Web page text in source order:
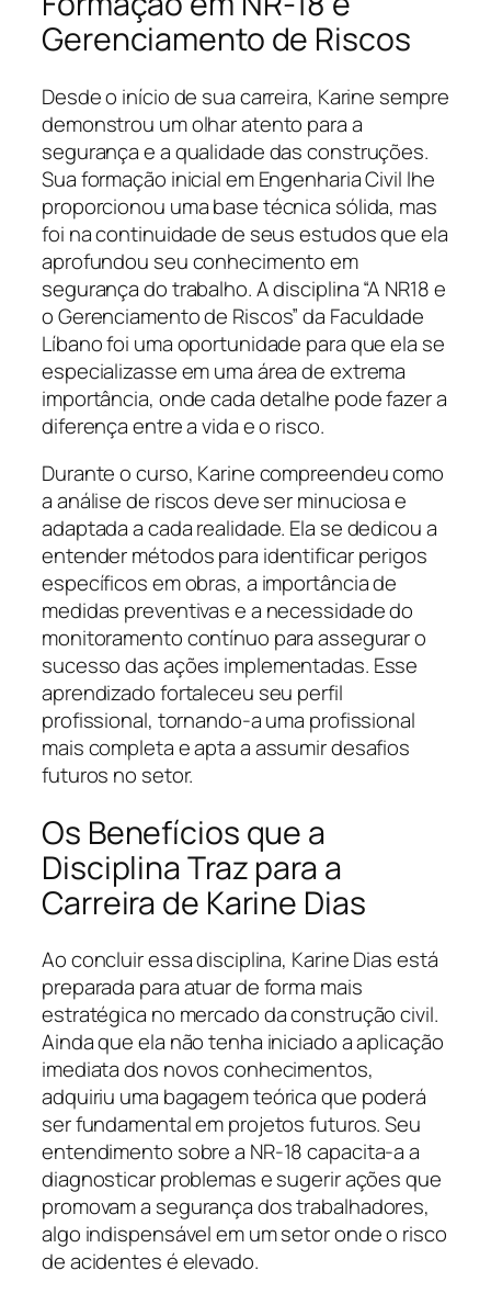
Gerenciamento de Riscos
Desde o início de sua carreira, Karine sempre
demonstrou um olhar atento para a
segurança e a qualidade das construções.
Sua formação inicial em Engenharia Civil lhe
proporcionou uma base técnica sólida, mas
foi na continuidade de seus estudos que ela
aprofundou seu conhecimento em
segurança do trabalho. A disciplina “A NR18 e
o Gerenciamento de Riscos” da Faculdade
Líbano foi uma oportunidade para que ela se
especializasse em uma área de extrema
importância, onde cada detalhe pode fazer a
diferença entre a vida e o risco.
Durante o curso, Karine compreendeu como
a análise de riscos deve ser minuciosa e
adaptada a cada realidade. Ela se dedicou a
entender métodos para identificar perigos
específicos em obras, a importância de
medidas preventivas e a necessidade do
monitoramento contínuo para assegurar o
sucesso das ações implementadas. Esse
aprendizado fortaleceu seu perfil
profissional, tornando-a uma profissional
mais completa e apta a assumir desafios
futuros no setor.
Os Benefícios que a
Disciplina Traz para a
Carreira de Karine Dias
Ao concluir essa disciplina, Karine Dias está
preparada para atuar de forma mais
estratégica no mercado da construção civil.
Ainda que ela não tenha iniciado a aplicação
imediata dos novos conhecimentos,
adquiriu uma bagagem teórica que poderá
ser fundamental em projetos futuros. Seu
entendimento sobre a NR-18 capacita-a a
diagnosticar problemas e sugerir ações que
promovam a segurança dos trabalhadores,
algo indispensável em um setor onde o risco
de acidentes é elevado.